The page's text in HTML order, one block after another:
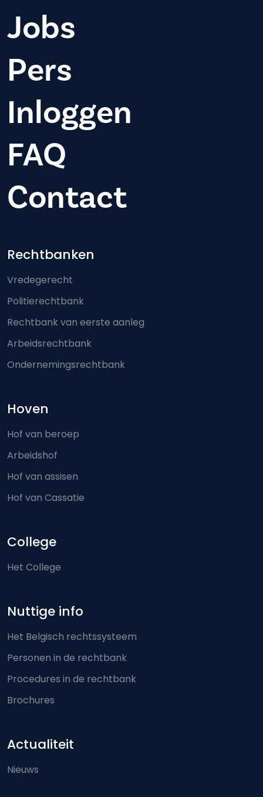
Jobs
Pers
Inloggen
FAQ
Contact
Footer-menu
Rechtbanken
Vredegerecht
Politierechtbank
Rechtbank van eerste aanleg
Arbeidsrechtbank
Ondernemingsrechtbank
Hoven
Hof van beroep
Arbeidshof
Hof van assisen
Hof van Cassatie
College
Het College
Nuttige info
Het Belgisch rechtssysteem
Personen in de rechtbank
Procedures in de rechtbank
Brochures
Actualiteit
Nieuws